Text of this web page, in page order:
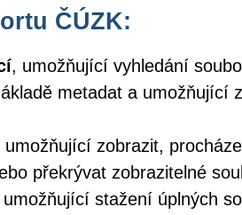
ČÚZK:
, umožňující vyhledání
metadat a umožňující
umožňující zobrazit,
překrývat zobrazitelné
umožňující stažení úplných